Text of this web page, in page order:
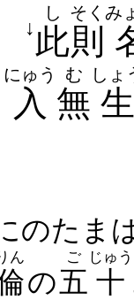
↓ 此
し
則
そく み
入
にゅう
無
む
生
しょ
のたま
ん
の五
ご
十
じゅう